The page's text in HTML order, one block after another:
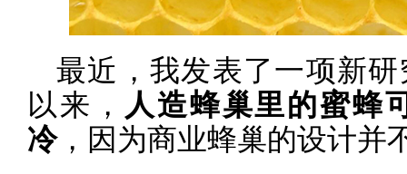
最近，我发表了一项新
以来， 人造蜂巢里的蜜蜂
冷，因为商业蜂巢的设计并